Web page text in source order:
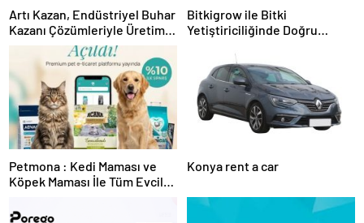
Artı Kazan, Endüstriyel Buhar
Kazanı Çözümleriyle Üretim
Tesislerine Verimli Sistemler
Sunuyor
Bitkigrow ile Bitki
Yetiştiriciliğinde Doğru
Petmona : Kedi Maması ve
Köpek Maması İle Tüm Evcil
Konya rent a car